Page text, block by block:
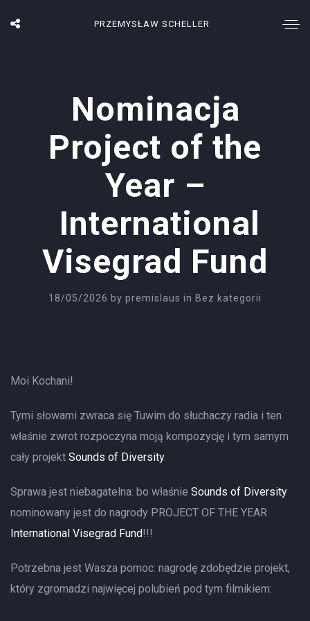
PRZEMYSŁAW SCHELLER
Nominacja
Project of the
Year –
International
Visegrad Fund
18/05/2026 by premislaus in Bez kategorii
Moi Kochani!
Tymi słowami zwraca się Tuwim do słuchaczy radia i ten
właśnie zwrot rozpoczyna moją kompozycję i tym samym
cały projekt Sounds of Diversity.
Sprawa jest niebagatelna: bo właśnie Sounds of Diversity
nominowany jest do nagrody PROJECT OF THE YEAR
International Visegrad Fund!!!
Potrzebna jest Wasza pomoc: nagrodę zdobędzie projekt,
który zgromadzi najwięcej polubień pod tym filmikiem: